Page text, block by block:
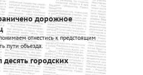
дорожное
отнестись к предстоящим
пути объезда.
городских